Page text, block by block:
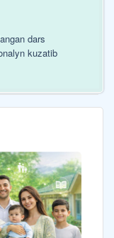
dars
kuzatib